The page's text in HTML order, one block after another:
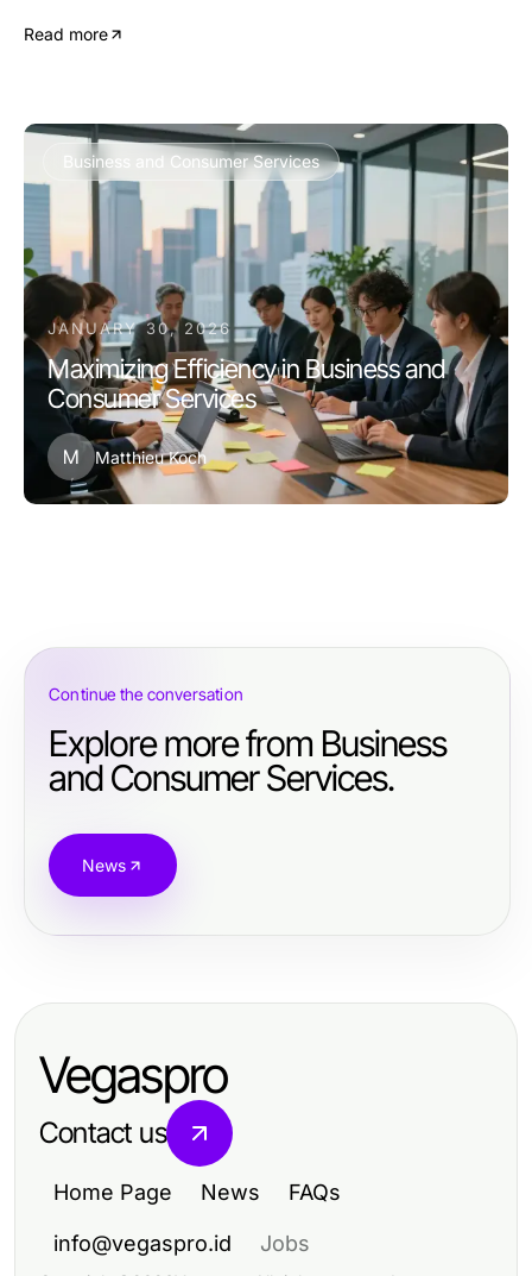
Read more
Business and Consumer Services
JANUARY 30, 2026
Maximizing Efficiency in Business and
Consumer Services
M Matthieu Koch
Continue the conversation
Explore more from Business
and Consumer Services.
News
Vegaspro
Contact us
Home Page News FAQs
info@vegaspro.id Jobs